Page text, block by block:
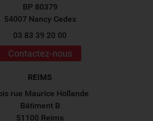
BP 80379
54007 Nancy Cedex
03 83 39 20 00
Contactez-nous
REIMS
rue Maurice Hollande
Bâtiment B
51100 Reims